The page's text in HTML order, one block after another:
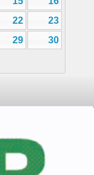
22
23
29
30